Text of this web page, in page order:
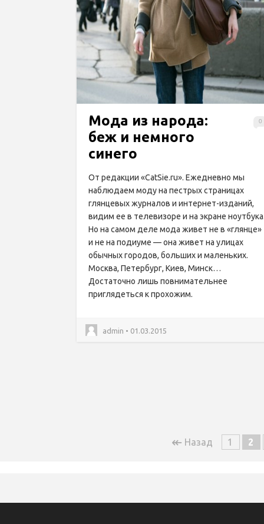
admin • 12.03.2015
0
Мода из народа:
беж и немного
синего
От редакции «CatSie.ru». Ежедневно мы
наблюдаем моду на пестрых страницах
глянцевых журналов и интернет-изданий,
видим ее в телевизоре и на экране
Но на самом деле мода живет не в «глянце»
и не на подиуме — она живет на улицах
обычных городов, больших и маленьких.
Москва, Петербург, Киев, Минск…
Достаточно лишь повнимательнее
приглядеться к прохожим.
admin • 01.03.2015
↞ Назад 1 2